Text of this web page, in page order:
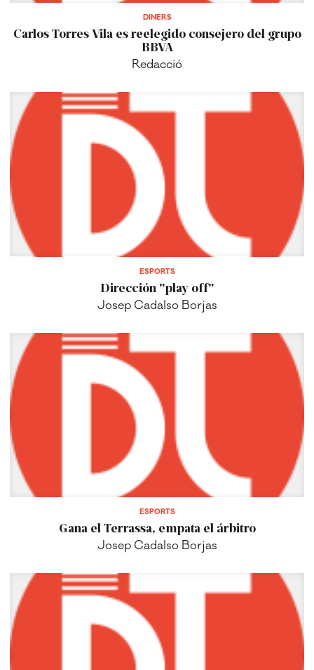
DINERS
Carlos Torres Vila es reelegido consejero del grupo
BBVA
Redacció
ESPORTS
Dirección "play off"
Josep Cadalso Borjas
ESPORTS
Gana el Terrassa, empata el árbitro
Josep Cadalso Borjas